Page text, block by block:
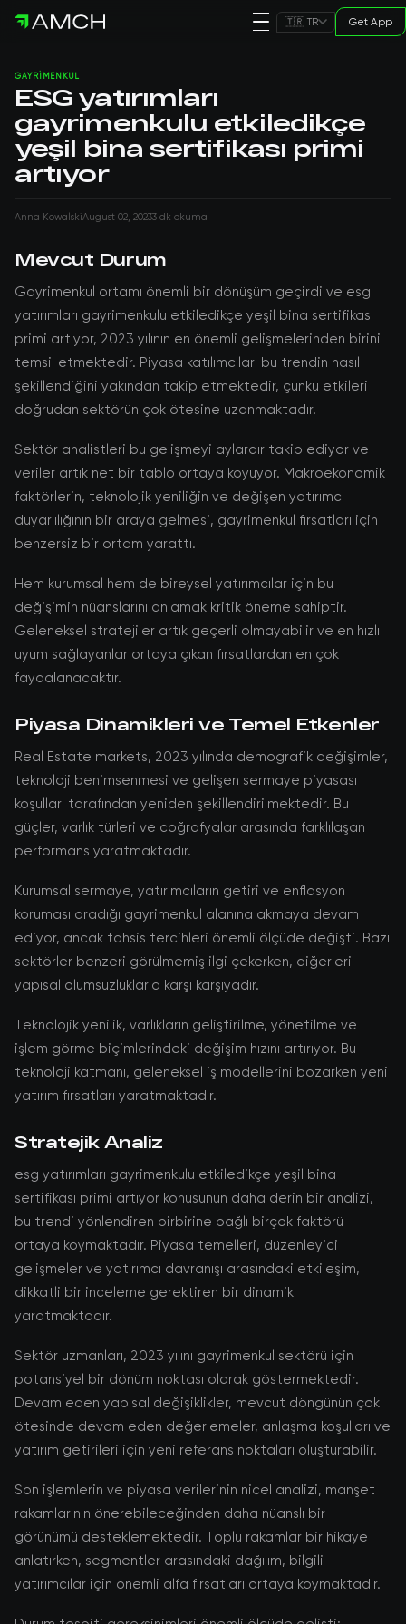
🇹🇷 TR Get App
GAYRIMENKUL
ESG yatırımları
gayrimenkulu etkiledikçe
yeşil bina sertifikası primi
artıyor
Anna KowalskiAugust 02, 20233 dk okuma
Mevcut Durum
Gayrimenkul ortamı önemli bir dönüşüm geçirdi ve esg
yatırımları gayrimenkulu etkiledikçe yeşil bina sertifikası
primi artıyor, 2023 yılının en önemli gelişmelerinden birini
temsil etmektedir. Piyasa katılımcıları bu trendin nasıl
şekillendiğini yakından takip etmektedir, çünkü etkileri
doğrudan sektörün çok ötesine uzanmaktadır.
Sektör analistleri bu gelişmeyi aylardır takip ediyor ve
veriler artık net bir tablo ortaya koyuyor. Makroekonomik
faktörlerin, teknolojik yeniliğin ve değişen yatırımcı
duyarlılığının bir araya gelmesi, gayrimenkul fırsatları için
benzersiz bir ortam yarattı.
Hem kurumsal hem de bireysel yatırımcılar için bu
değişimin nüanslarını anlamak kritik öneme sahiptir.
Geleneksel stratejiler artık geçerli olmayabilir ve en hızlı
uyum sağlayanlar ortaya çıkan fırsatlardan en çok
faydalanacaktır.
Piyasa Dinamikleri ve Temel Etkenler
Real Estate markets, 2023 yılında demografik değişimler,
teknoloji benimsenmesi ve gelişen sermaye piyasası
koşulları tarafından yeniden şekillendirilmektedir. Bu
güçler, varlık türleri ve coğrafyalar arasında farklılaşan
performans yaratmaktadır.
Kurumsal sermaye, yatırımcıların getiri ve enflasyon
koruması aradığı gayrimenkul alanına akmaya devam
ediyor, ancak tahsis tercihleri önemli ölçüde değişti. Bazı
sektörler benzeri görülmemiş ilgi çekerken, diğerleri
yapısal olumsuzluklarla karşı karşıyadır.
Teknolojik yenilik, varlıkların geliştirilme, yönetilme ve
işlem görme biçimlerindeki değişim hızını artırıyor. Bu
teknoloji katmanı, geleneksel iş modellerini bozarken yeni
yatırım fırsatları yaratmaktadır.
Stratejik Analiz
esg yatırımları gayrimenkulu etkiledikçe yeşil bina
sertifikası primi artıyor konusunun daha derin bir analizi,
bu trendi yönlendiren birbirine bağlı birçok faktörü
ortaya koymaktadır. Piyasa temelleri, düzenleyici
gelişmeler ve yatırımcı davranışı arasındaki etkileşim,
dikkatli bir inceleme gerektiren bir dinamik
yaratmaktadır.
Sektör uzmanları, 2023 yılını gayrimenkul sektörü için
potansiyel bir dönüm noktası olarak göstermektedir.
Devam eden yapısal değişiklikler, mevcut döngünün çok
ötesinde devam eden değerlemeler, anlaşma koşulları ve
yatırım getirileri için yeni referans noktaları oluşturabilir.
Son işlemlerin ve piyasa verilerinin nicel analizi, manşet
rakamlarının önerebileceğinden daha nüanslı bir
görünümü desteklemektedir. Toplu rakamlar bir hikaye
anlatırken, segmentler arasındaki dağılım, bilgili
yatırımcılar için önemli alfa fırsatları ortaya koymaktadır.